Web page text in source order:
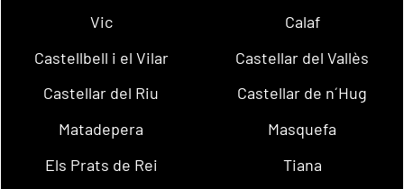
Vic
Calaf
Castellbell i el Vilar
Castellar del Vallès
Castellar del Riu
Castellar de n´Hug
Matadepera
Masquefa
Els Prats de Rei
Tiana